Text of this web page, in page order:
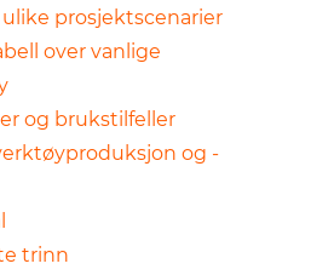
prosjektscenarier
over vanlige
og brukstilfeller
og -
trinn